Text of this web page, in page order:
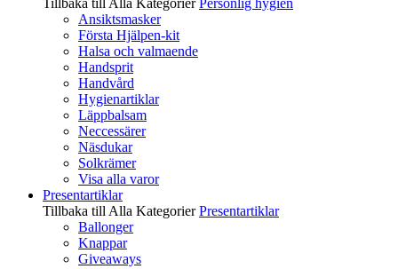
Tillbaka till Alla Kategorier Personlig hygien
Ansiktsmasker
Första Hjälpen-kit
Halsa och valmaende
Handsprit
Handvård
Hygienartiklar
Läppbalsam
Neccessärer
Näsdukar
Solkrämer
Visa alla varor
Presentartiklar
Tillbaka till Alla Kategorier Presentartiklar
Ballonger
Knappar
Giveaways